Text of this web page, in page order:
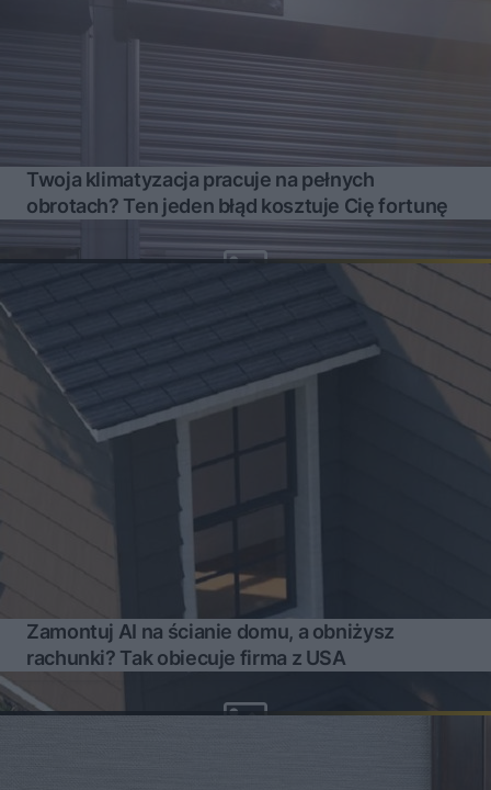
Twoja klimatyzacja pracuje na pełnych
obrotach? Ten jeden błąd kosztuje Cię fortunę
Zamontuj AI na ścianie domu, a obniżysz
rachunki? Tak obiecuje firma z USA